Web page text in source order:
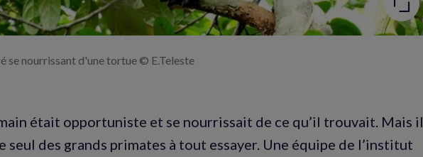
se nourrissant d'une tortue © E.Teleste
était opportuniste et se nourrissait de ce qu’il trouvait. Mais il
seul des grands primates à tout essayer. Une équipe de l’institut